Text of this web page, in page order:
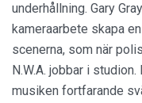
underhållning. Gary
kameraarbete skapa
scenerna, som när
N.W.A. jobbar i
musiken fortfarande